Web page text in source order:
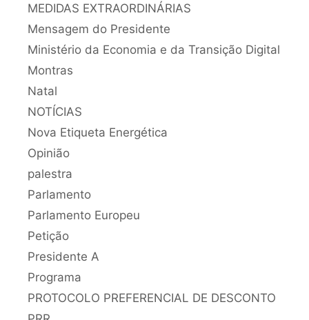
MEDIDAS EXTRAORDINÁRIAS
Mensagem do Presidente
Ministério da Economia e da Transição Digital
Montras
Natal
NOTÍCIAS
Nova Etiqueta Energética
Opinião
palestra
Parlamento
Parlamento Europeu
Petição
Presidente A
Programa
PROTOCOLO PREFERENCIAL DE DESCONTO